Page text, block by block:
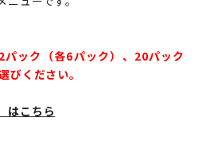
ック（各6パック）、20パック
びください。
はこちら